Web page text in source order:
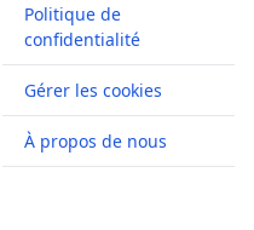
Politique de
confidentialité
Gérer les cookies
À propos de nous